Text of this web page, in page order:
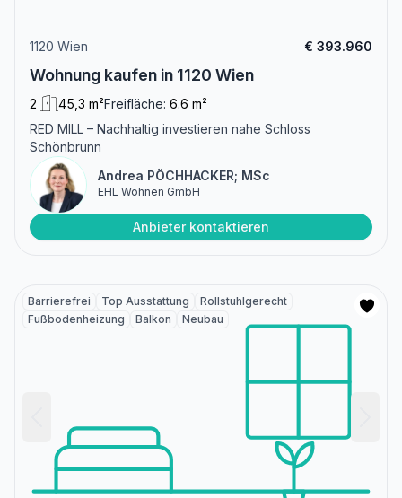
1120 Wien € 393.960
Wohnung kaufen in 1120 Wien
2 45,3 m²Freifläche: 6.6 m²
RED MILL – Nachhaltig investieren nahe Schloss
Schönbrunn
Andrea PÖCHHACKER; MSc
EHL Wohnen GmbH
Anbieter kontaktieren
Barrierefrei Top Ausstattung
Rollstuhlgerecht
Fußbodenheizung
Balkon Neubau